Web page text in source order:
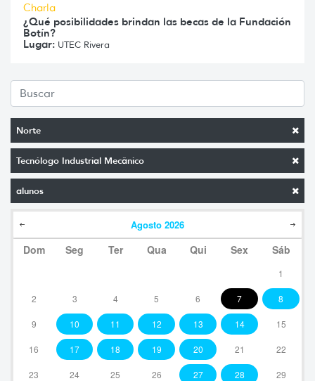
Norte
Tecnólogo Industrial Mecânico
alunos
Agosto 2026
Dom Seg Ter Qua Qui Sex Sáb
1
2 3 4 5 6 7 8
9 10 11 12 13 14 15
16 17 18 19 20 21 22
23 24 25 26 27 28 29
Charla
¿Qué posibilidades brindan las becas de la Fundación
Botín?
Lugar: UTEC Rivera